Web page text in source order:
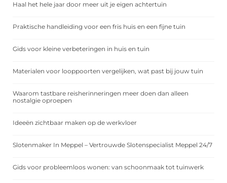
Haal het hele jaar door meer uit je eigen achtertuin
Praktische handleiding voor een fris huis en een fijne tuin
Gids voor kleine verbeteringen in huis en tuin
Materialen voor looppoorten vergelijken, wat past bij jouw tuin
Waarom tastbare reisherinneringen meer doen dan alleen
nostalgie oproepen
Ideeën zichtbaar maken op de werkvloer
Slotenmaker In Meppel – Vertrouwde Slotenspecialist Meppel 24/7
Gids voor probleemloos wonen: van schoonmaak tot tuinwerk